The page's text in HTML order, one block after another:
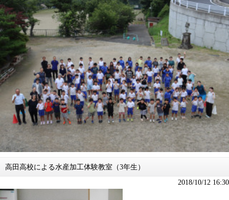
高田高校による水産加工体験教室（3年生）
2018/10/12 16:30